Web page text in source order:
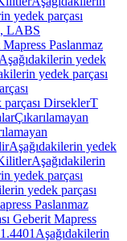
yedek parçası
LABS
Paslanmaz
Aşağıdakilerin yedek
yedek parçası
DirseklerT
Çıkarılamayan
Aşağıdakilerin yedek
Aşağıdakilerin
yedek parçası
yedek parçası
Paslanmaz
Geberit Mapress
Aşağıdakilerin